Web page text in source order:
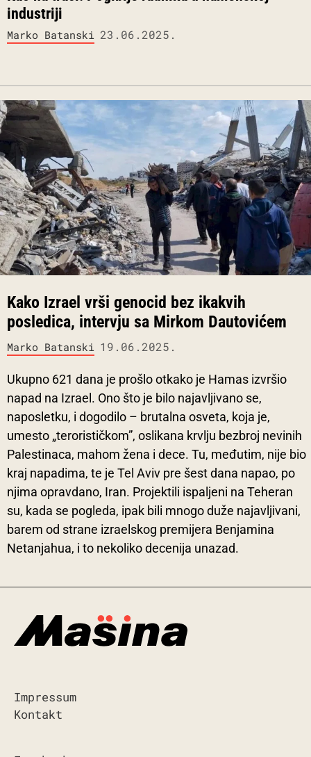
industriji
Marko Batanski 23.06.2025.
Kako Izrael vrši genocid bez ikakvih
posledica, intervju sa Mirkom Dautovićem
Marko Batanski 19.06.2025.
Ukupno 621 dana je prošlo otkako je Hamas izvršio
napad na Izrael. Ono što je bilo najavljivano se,
naposletku, i dogodilo – brutalna osveta, koja je,
umesto „terorističkom”, oslikana krvlju bezbroj nevinih
Palestinaca, mahom žena i dece. Tu, međutim, nije bio
kraj napadima, te je Tel Aviv pre šest dana napao, po
njima opravdano, Iran. Projektili ispaljeni na Teheran
su, kada se pogleda, ipak bili mnogo duže najavljivani,
barem od strane izraelskog premijera Benjamina
Netanjahua, i to nekoliko decenija unazad.
Impressum
Kontakt